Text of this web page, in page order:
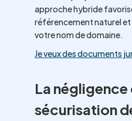
approche hybride
référencement naturel
votre nom de domaine.
Je veux des documents
La négligence
sécurisation